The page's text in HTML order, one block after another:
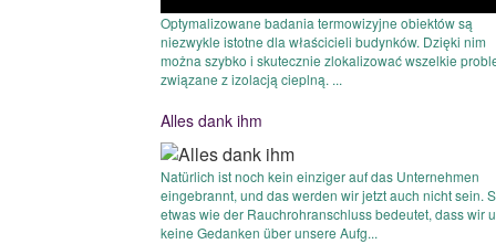
Optymalizowane badania termowizyjne obiektów są
niezwykle istotne dla właścicieli budynków. Dzięki nim
można szybko i skutecznie zlokalizować wszelkie
związane z izolacją cieplną. ...
Alles dank ihm
Natürlich ist noch kein einziger auf das Unternehmen
eingebrannt, und das werden wir jetzt auch nicht sein.
etwas wie der Rauchrohranschluss bedeutet, dass wir
keine Gedanken über unsere Aufg...